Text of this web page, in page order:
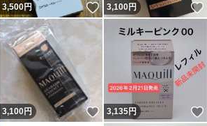
いいね！
3,500円 いいね！
3,100円
いいね！
3,100円 いいね！
3,135円